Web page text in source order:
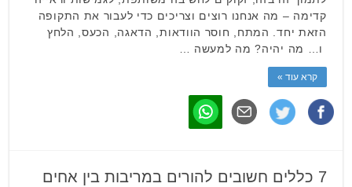
קדימה – מה אנחנו רוצים וצריכים כדי לעבור את התקופה
הזאת יחד. המתח, חוסר הוודאות, הדאגה, הכעס, הלחץ
ו… מה יהיה? מה למעשה …
קרא עוד »
7 כללים חשובים להורים במריבות בין אחים